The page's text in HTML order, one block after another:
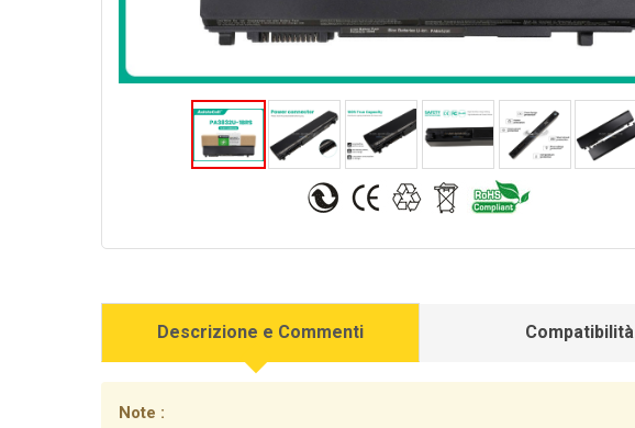
Descrizione e Commenti Compatibilità
Note :